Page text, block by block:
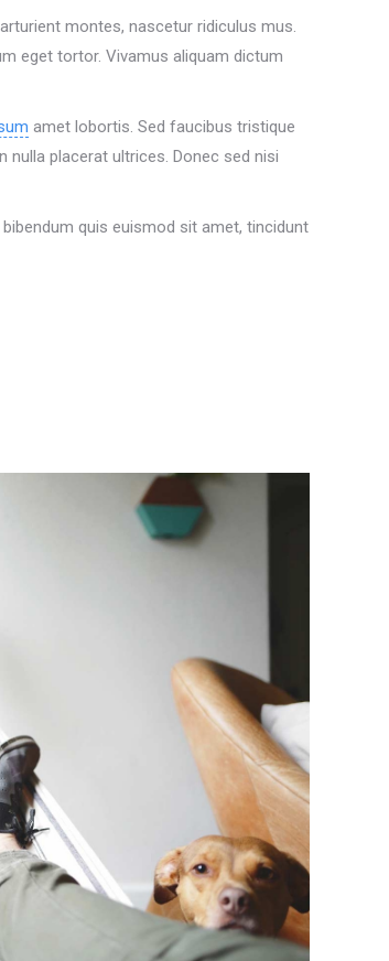
montes, nascetur ridiculus mus.
eget tortor. Vivamus aliquam dictum
amet lobortis. Sed faucibus tristique
nulla placerat ultrices. Donec sed nisi
quis euismod sit amet, tincidunt